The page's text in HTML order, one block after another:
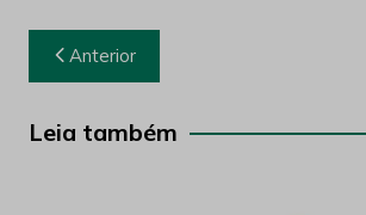
Navegação
de
Post
Anterior
Leia também